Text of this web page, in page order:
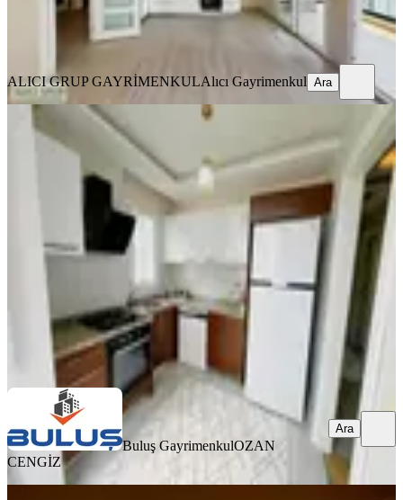
ALICI GRUP GAYRİMENKULAlıcı Gayrimenkul
ALICI GRUP GAYRİMENKULAlıcı Gayrimenkul Ara
YENİ
Gürselpaşa'da Geniş K.mutfak D.gazlı
2+1 Full Eşyalı Depozitosuz
Seyhan, Gürselpaşa Mahallesi
2+1·110 m²·5. Kat 06.08.2026
31.000 ₺
Buluş GayrimenkulOZAN CENGİZ
Buluş GayrimenkulOZAN
CENGİZ
Ara